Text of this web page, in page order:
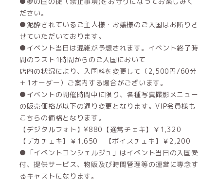
ださい。
●泥酔されているご主人様・お嬢様のご入国はお断りさ
せていただいております。
●イベント当日は混雑が予想されます。イベント終了時
間のラスト1時間からのご入国において
店内の状況により、入国料を変更して（2,500円/60分
＋1オーダー）ご案内する場合がございます。
●イベントの開催時間中に限り、各種写真撮影メニュー
の販売価格が以下の通り変更となります。VIP会員様も
こちらの価格となります。
【デジタルフォト】¥880【通常チェキ】￥1,320
【デカチェキ】￥1,650 【ボイスチェキ】￥2,200
●「イベントコンシェルジュ」はイベント当日の入国受
付、提供サービス、物販及び時間管理等の運営に専念す
るキャストになります。